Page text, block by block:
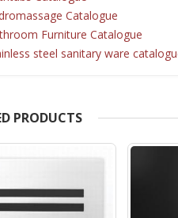
Catalogue
Furniture Catalogue
steel sanitary ware
PRODUCTS